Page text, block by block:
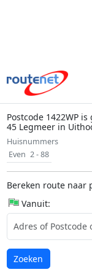
Postcode 1422WP
45 Legmeer in
Huisnummers
Even 2 - 88
Bereken route naar
Vanuit:
Laden...
Zoeken